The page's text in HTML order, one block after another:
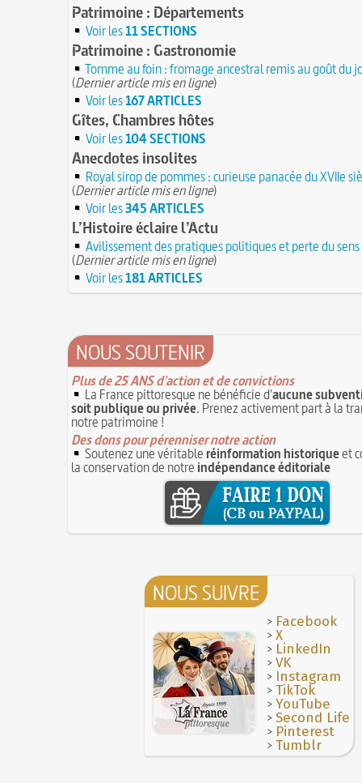
Patrimoine : Départements
Voir les11 SECTIONS
Patrimoine : Gastronomie
Tomme au foin : fromage ancestral remis au goût du
(Dernier article mis en ligne)
Voir les167 ARTICLES
Gîtes, Chambres hôtes
Voir les104 SECTIONS
Anecdotes insolites
Royal sirop de pommes : curieuse panacée du XVIIe
(Dernier article mis en ligne)
Voir les345 ARTICLES
L’Histoire éclaire l’Actu
Avilissement des pratiques politiques et perte du
(Dernier article mis en ligne)
Voir les181 ARTICLES
NOUS SOUTENIR
Plus de 25 ANS d'action et de convictions
La France pittoresque ne bénéficie d'aucune
soit publique ou privée. Prenez activement part à la
notre patrimoine !
Des dons pour pérenniser notre action
Soutenez une véritableréinformation historiqueet
la conservation de notre indépendance éditoriale
NOUS SUIVRE
> Facebook
>X
> LinkedIn
>VK
> Instagram
>TikTok
>YouTube
>Second Life
> Pinterest
>Tumblr